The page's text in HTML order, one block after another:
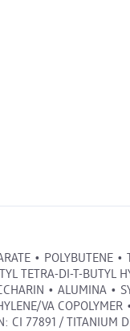
• POLYBUTENE
TETRA-DI-T-BUTYL
• ALUMINA •
VA COPOLYMER
CI 77891 /